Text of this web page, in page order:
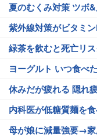
夏のむくみ対策 ツボ
紫外線対策がビタミ
緑茶を飲むと死亡リ
ヨーグルト いつ食べ
休みだが疲れる 隠れ
内科医が低糖質麺を
母が娘に減量強要→